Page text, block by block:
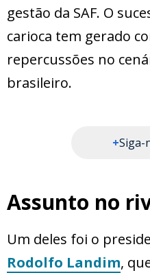
gestão da SAF. O
carioca tem gerado
repercussões no
brasileiro.
+Siga-
Assunto no
Um deles foi o
Rodolfo Landim,